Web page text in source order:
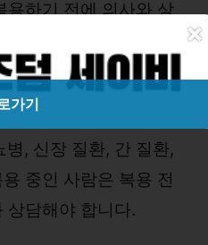
용하기 전에 의사와 상
성분이 태아나 아기
있으므로 주의가 필
병, 신장 질환, 간 질환,
중인 사람은 복용 전
상담해야 합니다.
×
가기